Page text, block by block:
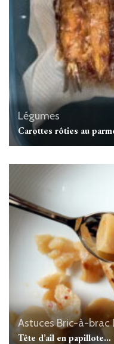
Légumes
Carottes rôties au
AstucesBric-à-brac
Tête d’ail en papillote…